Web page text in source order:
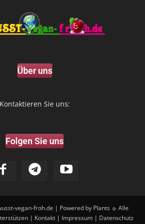
Über uns
Kontaktieren Sie uns:
Folgen Sie uns
vegan-froh.de | Powered by Plants ☼ Alle
| Kontakt| Impressum| Datenschutz